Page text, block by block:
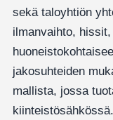
sekä taloyhtiön
ilmanvaihto,
jakosuhteiden
mallista, jossa
kiinteistösähkössä.